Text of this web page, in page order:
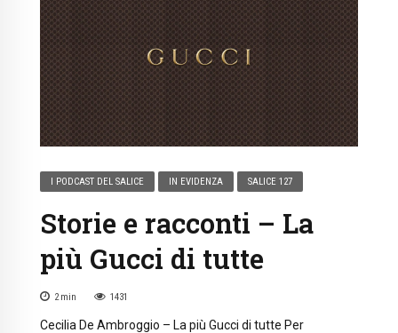
I PODCAST DEL SALICE IN EVIDENZA SALICE 127
Storie e racconti – La
più Gucci di tutte
2 min 1431
Cecilia De Ambroggio – La più Gucci di tutte Per